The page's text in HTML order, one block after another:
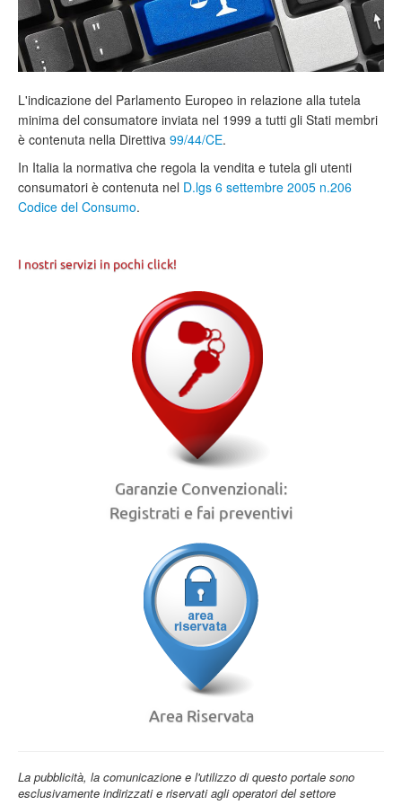
L'indicazione del Parlamento Europeo in relazione alla tutela
minima del consumatore inviata nel 1999 a tutti gli Stati membri
è contenuta nella Direttiva 99/44/CE.
In Italia la normativa che regola la vendita e tutela gli utenti
consumatori è contenuta nel D.lgs 6 settembre 2005 n.206
Codice del Consumo.
I nostri servizi in pochi click!
Garanzie Convenzionali:
Registrati e fai preventivi
Area Riservata
La pubblicità, la comunicazione e l'utilizzo di questo portale sono
esclusivamente indirizzati e riservati agli operatori del settore